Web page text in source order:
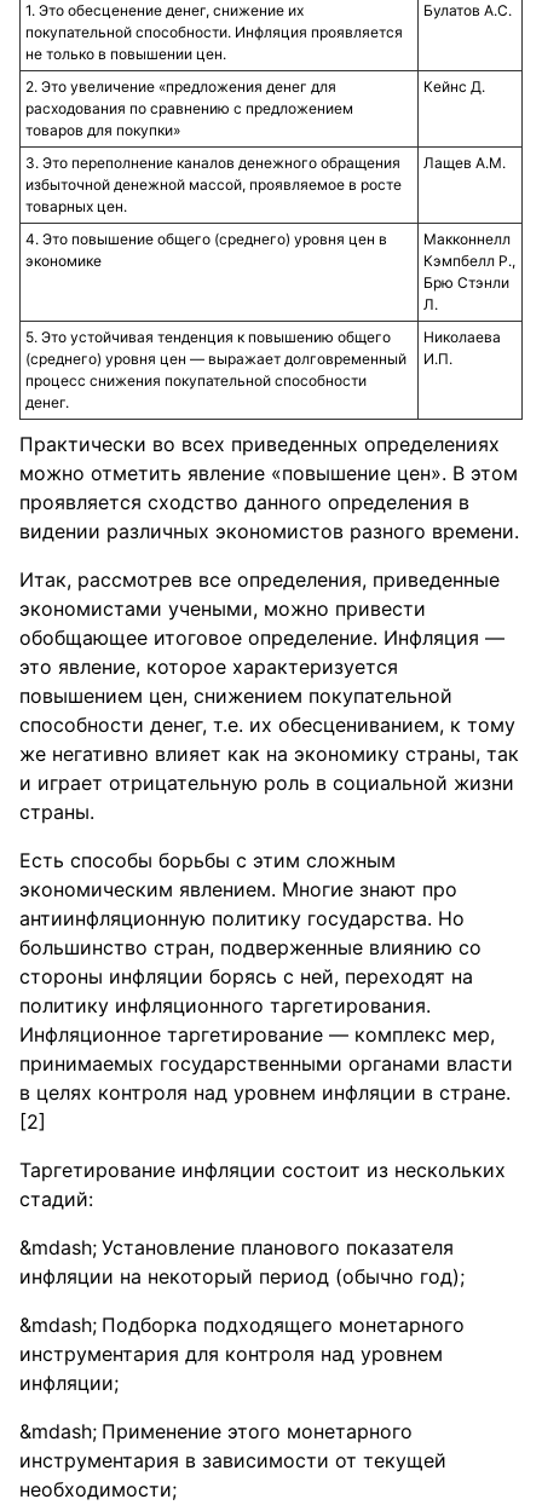
1. Это обесценение денег, снижение их
покупательной способности. Инфляция проявляется
не только в повышении цен.
Булатов А.С.
2. Это увеличение «предложения денег для
расходования по сравнению с предложением
товаров для покупки»
Кейнс Д.
3. Это переполнение каналов денежного обращения
избыточной денежной массой, проявляемое в росте
товарных цен.
Лащев А.М.
4. Это повышение общего (среднего) уровня цен в
экономике
Макконнелл
Кэмпбелл Р.,
Брю Стэнли
Л.
5. Это устойчивая тенденция к повышению общего
(среднего) уровня цен — выражает долговременный
процесс снижения покупательной способности
денег.
Николаева
И.П.
Практически во всех приведенных определениях
можно отметить явление «повышение цен». В этом
проявляется сходство данного определения в
видении различных экономистов разного времени.
Итак, рассмотрев все определения, приведенные
экономистами учеными, можно привести
обобщающее итоговое определение. Инфляция —
это явление, которое характеризуется
повышением цен, снижением покупательной
способности денег, т.е. их обесцениванием, к тому
же негативно влияет как на экономику страны, так
и играет отрицательную роль в социальной жизни
страны.
Есть способы борьбы с этим сложным
экономическим явлением. Многие знают про
антиинфляционную политику государства. Но
большинство стран, подверженные влиянию со
стороны инфляции борясь с ней, переходят на
политику инфляционного таргетирования.
Инфляционное таргетирование — комплекс мер,
принимаемых государственными органами власти
в целях контроля над уровнем инфляции в стране.
[2]
Таргетирование инфляции состоит из нескольких
стадий:
Установление планового показателя
инфляции на некоторый период (обычно год);
Подборка подходящего монетарного
инструментария для контроля над уровнем
инфляции;
Применение этого монетарного
инструментария в зависимости от текущей
необходимости;